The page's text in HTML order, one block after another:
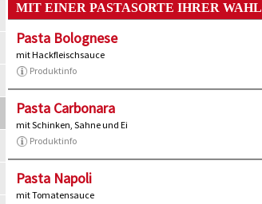
MIT EINER PASTASORTE IHRER WAHL
Pasta Bolognese
mit Hackfleischsauce
Produktinfo
Pasta Carbonara
mit Schinken, Sahne und Ei
Produktinfo
Pasta Napoli
mit Tomatensauce